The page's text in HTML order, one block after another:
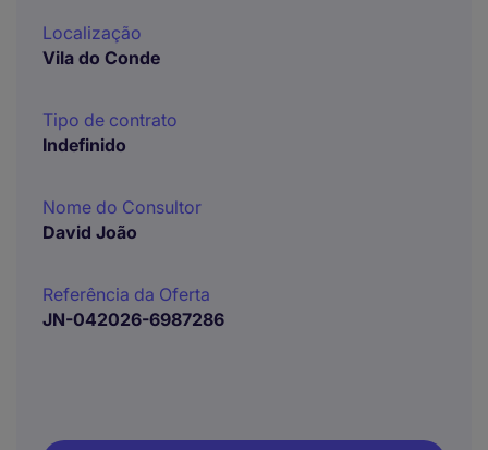
Localização
Vila do Conde
Tipo de contrato
Indefinido
Nome do Consultor
David João
Referência da Oferta
JN-042026-6987286